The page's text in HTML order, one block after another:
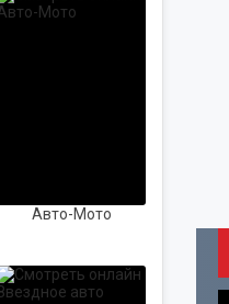
РОК ВИДЕОКЛИПЫ
Авто-Мото